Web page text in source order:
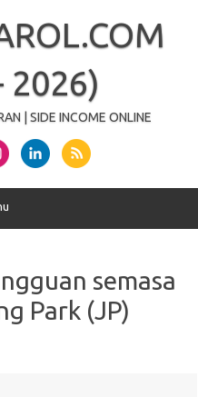
2026)
| SIDE INCOME ONLINE
semasa
Park (JP)